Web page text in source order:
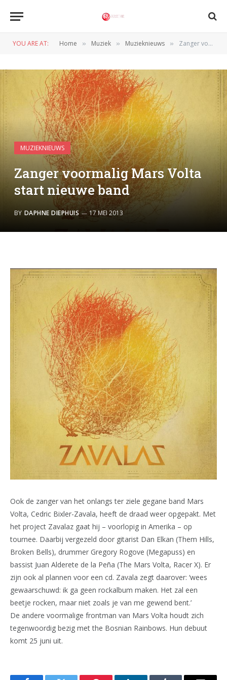
YOU ARE AT: Home » Muziek » Muzieknieuws » Zanger voormalig Mars Volta start nieuwe band
MUZIEKNIEUWS
Zanger voormalig Mars Volta
start nieuwe band
BY DAPHNE DIEPHUIS 17 MEI 2013
Ook de zanger van het onlangs ter ziele gegane band Mars
Volta, Cedric Bixler-Zavala, heeft de draad weer opgepakt. Met
het project Zavalaz gaat hij – voorlopig in Amerika – op
tournee. Daarbij vergezeld door gitarist Dan Elkan (Them Hills,
Broken Bells), drummer Gregory Rogove (Megapuss) en
bassist Juan Alderete de la Peña (The Mars Volta, Racer X). Er
zijn ook al plannen voor een cd. Zavala zegt daarover: ‘wees
gewaarschuwd: ik ga geen rockalbum maken. Het zal een
beetje rocken, maar niet zoals je van me gewend bent.’
De andere voormalige frontman van Mars Volta houdt zich
tegenwoordig bezig met the Bosnian Rainbows. Hun debuut
komt 25 juni uit.